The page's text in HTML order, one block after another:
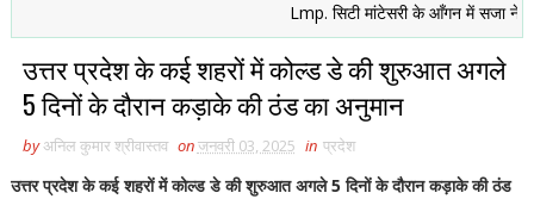
Lmp. सिटी मांटेसरी के आँगन में सजा नेतृत्व
उत्तर प्रदेश के कई शहरों में कोल्ड डे की शुरुआत अगले
5 दिनों के दौरान कड़ाके की ठंड का अनुमान
byअनिल कुमार श्रीवास्तव onजनवरी 03, 2025 in प्रदेश
उत्तर प्रदेश के कई शहरों में कोल्ड डे की शुरुआत अगले 5 दिनों के दौरान कड़ाके की ठंड